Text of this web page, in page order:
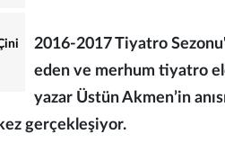
2016-2017 Tiyatro
eden ve merhum tiyatro
yazar Üstün Akmen’in
gerçekleşiyor.